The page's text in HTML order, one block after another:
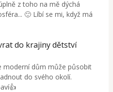
z toho na mě dýchá
🙂 Líbí se mi, když má
do krajiny dětství
moderní dům může působit
do svého okolí.